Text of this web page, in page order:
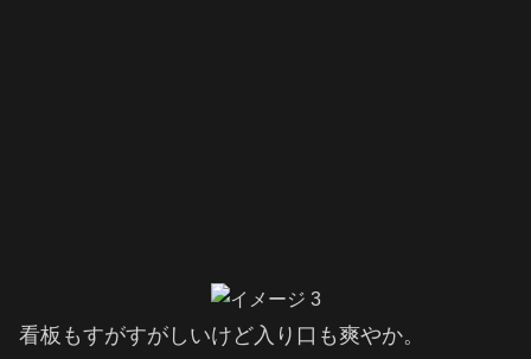
看板もすがすがしいけど入り口も爽やか。